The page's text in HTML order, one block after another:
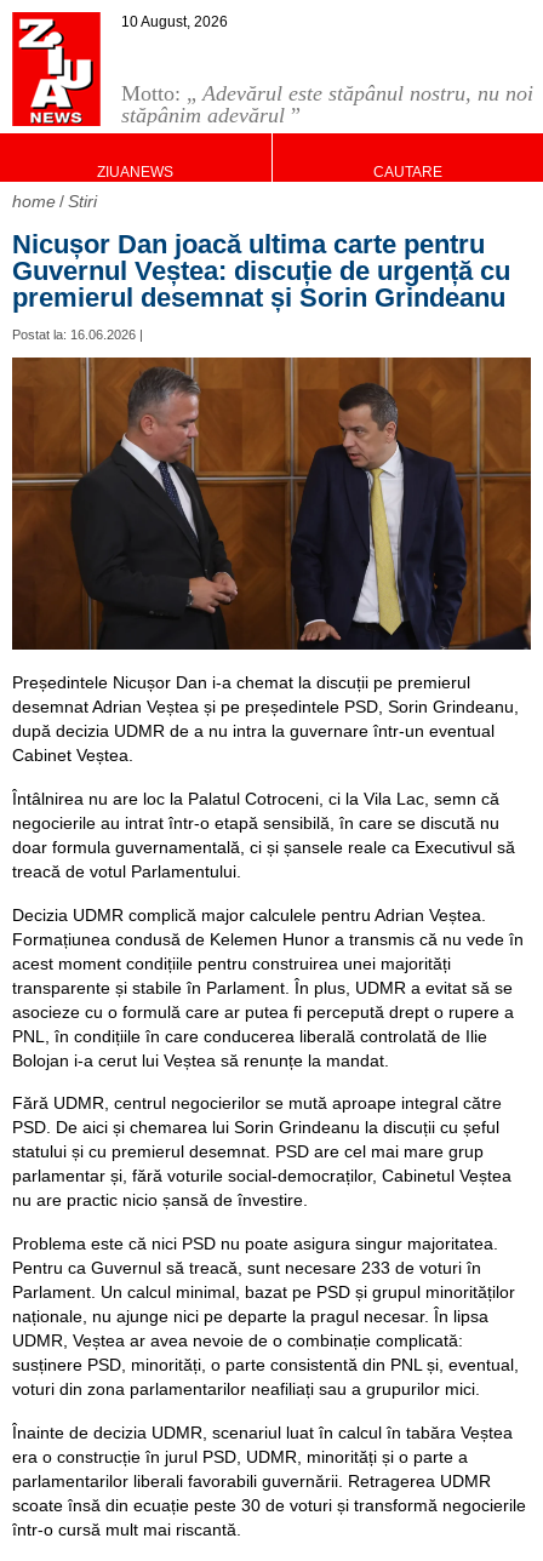
Motto: „Adevărul este stăpânul nostru, nu noi
stăpânim adevărul ”
10 August, 2026
ZIUANEWS CAUTARE
home Stiri
Nicușor Dan joacă ultima carte pentru
Guvernul Veștea: discuție de urgență cu
premierul desemnat și Sorin Grindeanu
Postat la: 16.06.2026 |
Președintele Nicușor Dan i-a chemat la discuții pe premierul
desemnat Adrian Veștea și pe președintele PSD, Sorin Grindeanu,
după decizia UDMR de a nu intra la guvernare într-un eventual
Cabinet Veștea.
Întâlnirea nu are loc la Palatul Cotroceni, ci la Vila Lac, semn că
negocierile au intrat într-o etapă sensibilă, în care se discută nu
doar formula guvernamentală, ci și șansele reale ca Executivul să
treacă de votul Parlamentului.
Decizia UDMR complică major calculele pentru Adrian Veștea.
Formațiunea condusă de Kelemen Hunor a transmis că nu vede în
acest moment condițiile pentru construirea unei majorități
transparente și stabile în Parlament. În plus, UDMR a evitat să se
asocieze cu o formulă care ar putea fi percepută drept o rupere a
PNL, în condițiile în care conducerea liberală controlată de Ilie
Bolojan i-a cerut lui Veștea să renunțe la mandat.
Fără UDMR, centrul negocierilor se mută aproape integral către
PSD. De aici și chemarea lui Sorin Grindeanu la discuții cu șeful
statului și cu premierul desemnat. PSD are cel mai mare grup
parlamentar și, fără voturile social-democraților, Cabinetul Veștea
nu are practic nicio șansă de învestire.
Problema este că nici PSD nu poate asigura singur majoritatea.
Pentru ca Guvernul să treacă, sunt necesare 233 de voturi în
Parlament. Un calcul minimal, bazat pe PSD și grupul minorităților
naționale, nu ajunge nici pe departe la pragul necesar. În lipsa
UDMR, Veștea ar avea nevoie de o combinație complicată:
susținere PSD, minorități, o parte consistentă din PNL și, eventual,
voturi din zona parlamentarilor neafiliați sau a grupurilor mici.
Înainte de decizia UDMR, scenariul luat în calcul în tabăra Veștea
era o construcție în jurul PSD, UDMR, minorități și o parte a
parlamentarilor liberali favorabili guvernării. Retragerea UDMR
scoate însă din ecuație peste 30 de voturi și transformă negocierile
într-o cursă mult mai riscantă.